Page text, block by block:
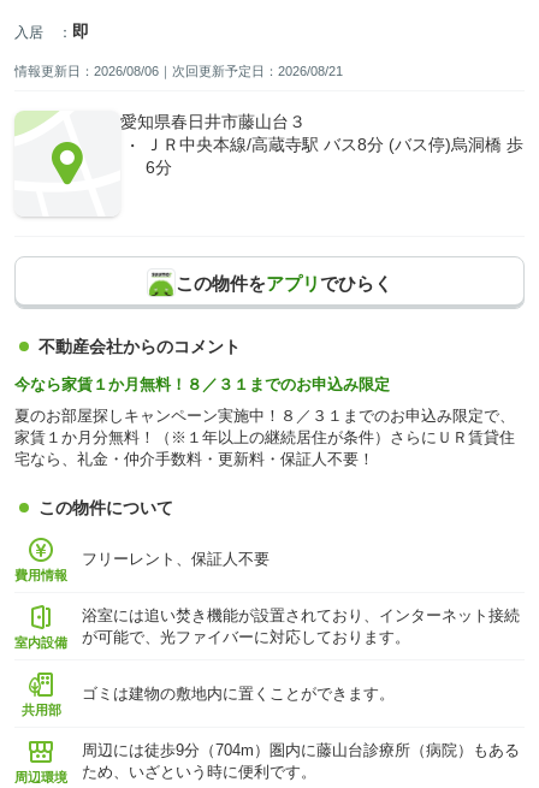
入居 ： 即
情報更新日：2026/08/06｜次回更新予定日：2026/08/21
愛知県春日井市藤山台３
ＪＲ中央本線/高蔵寺駅 バス8分 (バス停)烏洞橋 歩
6分
この物件をアプリでひらく
不動産会社からのコメント
今なら家賃１か月無料！８／３１までのお申込み限定
夏のお部屋探しキャンペーン実施中！８／３１までのお申込み限定で、
家賃１か月分無料！（※１年以上の継続居住が条件）さらにＵＲ賃貸住
宅なら、礼金・仲介手数料・更新料・保証人不要！
この物件について
費用情報
フリーレント、保証人不要
室内設備
浴室には追い焚き機能が設置されており、インターネット接続
が可能で、光ファイバーに対応しております。
共用部
ゴミは建物の敷地内に置くことができます。
周辺環境
周辺には徒歩9分（704m）圏内に藤山台診療所（病院）もある
ため、いざという時に便利です。